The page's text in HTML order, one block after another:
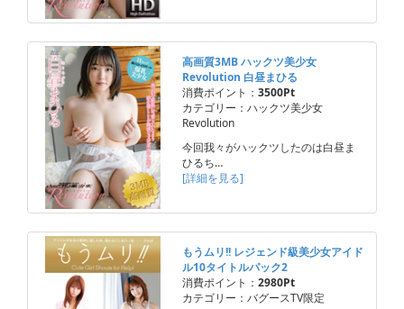
高画質3MB ハックツ美少女
Revolution 白昼まひる
消費ポイント： 3500Pt
カテゴリー：ハックツ美少女
Revolution
今回我々がハックツしたのは白昼ま
ひるち…
[詳細を見る]
もうムリ!! レジェンド級美少女アイド
ル10タイトルパック2
消費ポイント： 2980Pt
カテゴリー：バグースTV限定